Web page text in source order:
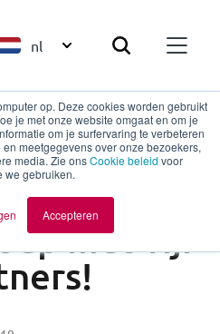
op. Deze cookies worden gebruikt
je met onze website omgaat en om je
om je surfervaring te verbeteren
meetgegevens over onze bezoekers,
media. Zie onsCookie beleid voor
we gebruiken.
Accepteren
nl
met vijf